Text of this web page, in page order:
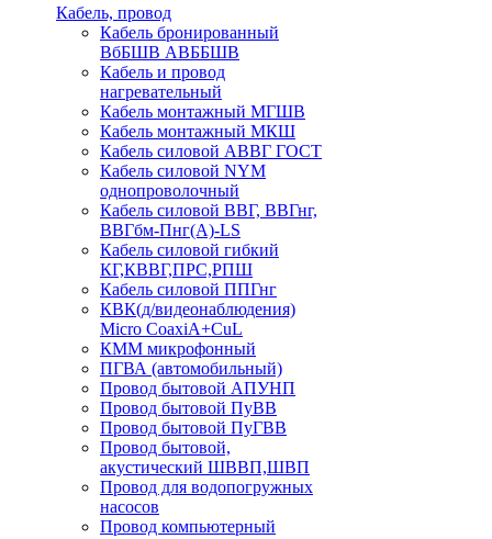
Кабель, провод
Кабель бронированный
ВбБШВ АВББШВ
Кабель и провод
нагревательный
Кабель монтажный МГШВ
Кабель монтажный МКШ
Кабель силовой АВВГ ГОСТ
Кабель силовой NYM
однопроволочный
Кабель силовой ВВГ, ВВГнг,
ВВГбм-Пнг(А)-LS
Кабель силовой гибкий
КГ,КВВГ,ПРС,РПШ
Кабель силовой ППГнг
КВК(д/видеонаблюдения)
Micro CoaxiA+CuL
КММ микрофонный
ПГВА (автомобильный)
Провод бытовой АПУНП
Провод бытовой ПуВВ
Провод бытовой ПуГВВ
Провод бытовой,
акустический ШВВП,ШВП
Провод для водопогружных
насосов
Провод компьютерный